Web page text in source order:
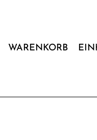
WARENKORB